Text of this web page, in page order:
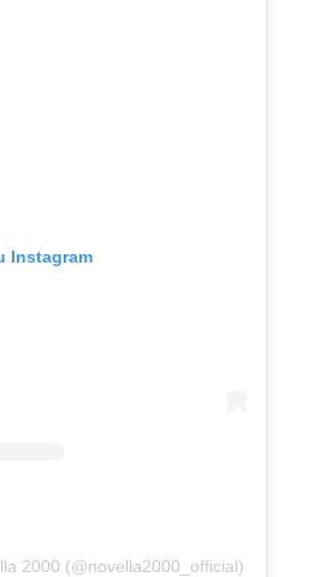
Instagram
2000 (@novella2000_official)